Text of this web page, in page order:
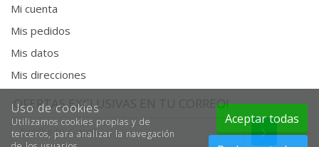
Mi cuenta
Mis pedidos
Mis datos
Mis direcciones
¡OFERTAS EXCLUSIVAS EN TU CORREO!
Enviar
Uso de cookies
Utilizamos cookies propias y de
terceros, para analizar la navegación
Aceptar todas